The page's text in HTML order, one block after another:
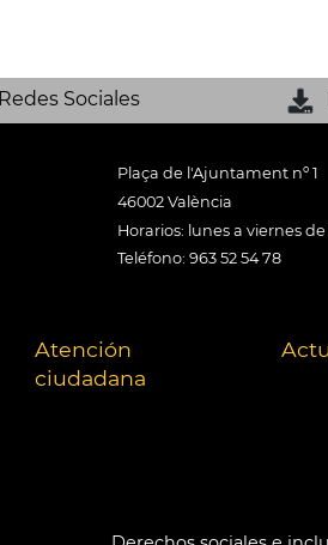
Redes Sociales
Plaça de l'Ajuntament nº 1
46002 València
Horarios: lunes a viernes de
Teléfono: 963 52 54 78
Atención
ciudadana